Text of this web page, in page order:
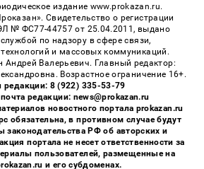
издание www.prokazan.ru.
Cвидетельство о регистрации
№ ФС77-44757 от 25.04.2011, выдано
по надзору в сфере связи,
и массовых коммуникаций.
Андрей Валерьевич. Главный редактор:
Возрастное ограничение 16+.
редакции: 8 (922) 335-53-79
редакции: news@prokazan.ru
новостного портала prokazan.ru
обязательна, в противном случае будут
РФ об авторских и
портала не несет ответственности за
пользователей, размещенные на
и его субдоменах.